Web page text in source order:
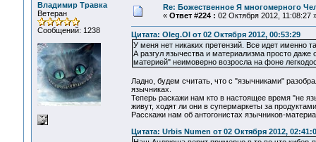
Владимир Травка
Ветеран
Сообщений: 1238
Re: Божественное Я многомерного
« Ответ #224 : 02 Октября 2012, 11:08:27
Цитата: Oleg.Ol от 02 Октября 2012, 00:53:29
У меня нет никаких претензий. Все идет именно
А разгул язычества и материализма просто даже
материей" неимоверно возросла на фоне
Ладно, будем считать, что с "язычниками"
язычниках.
Теперь раскажи нам кто в настоящее время "не
живут, ходят ли они в супермаркеты за
Расскажи нам об антогонистах язычников-
Цитата: Urbis Numen от 02 Октября 2012,